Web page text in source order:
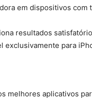
em dispositivos com
resultados
exclusivamente para
melhores aplicativos